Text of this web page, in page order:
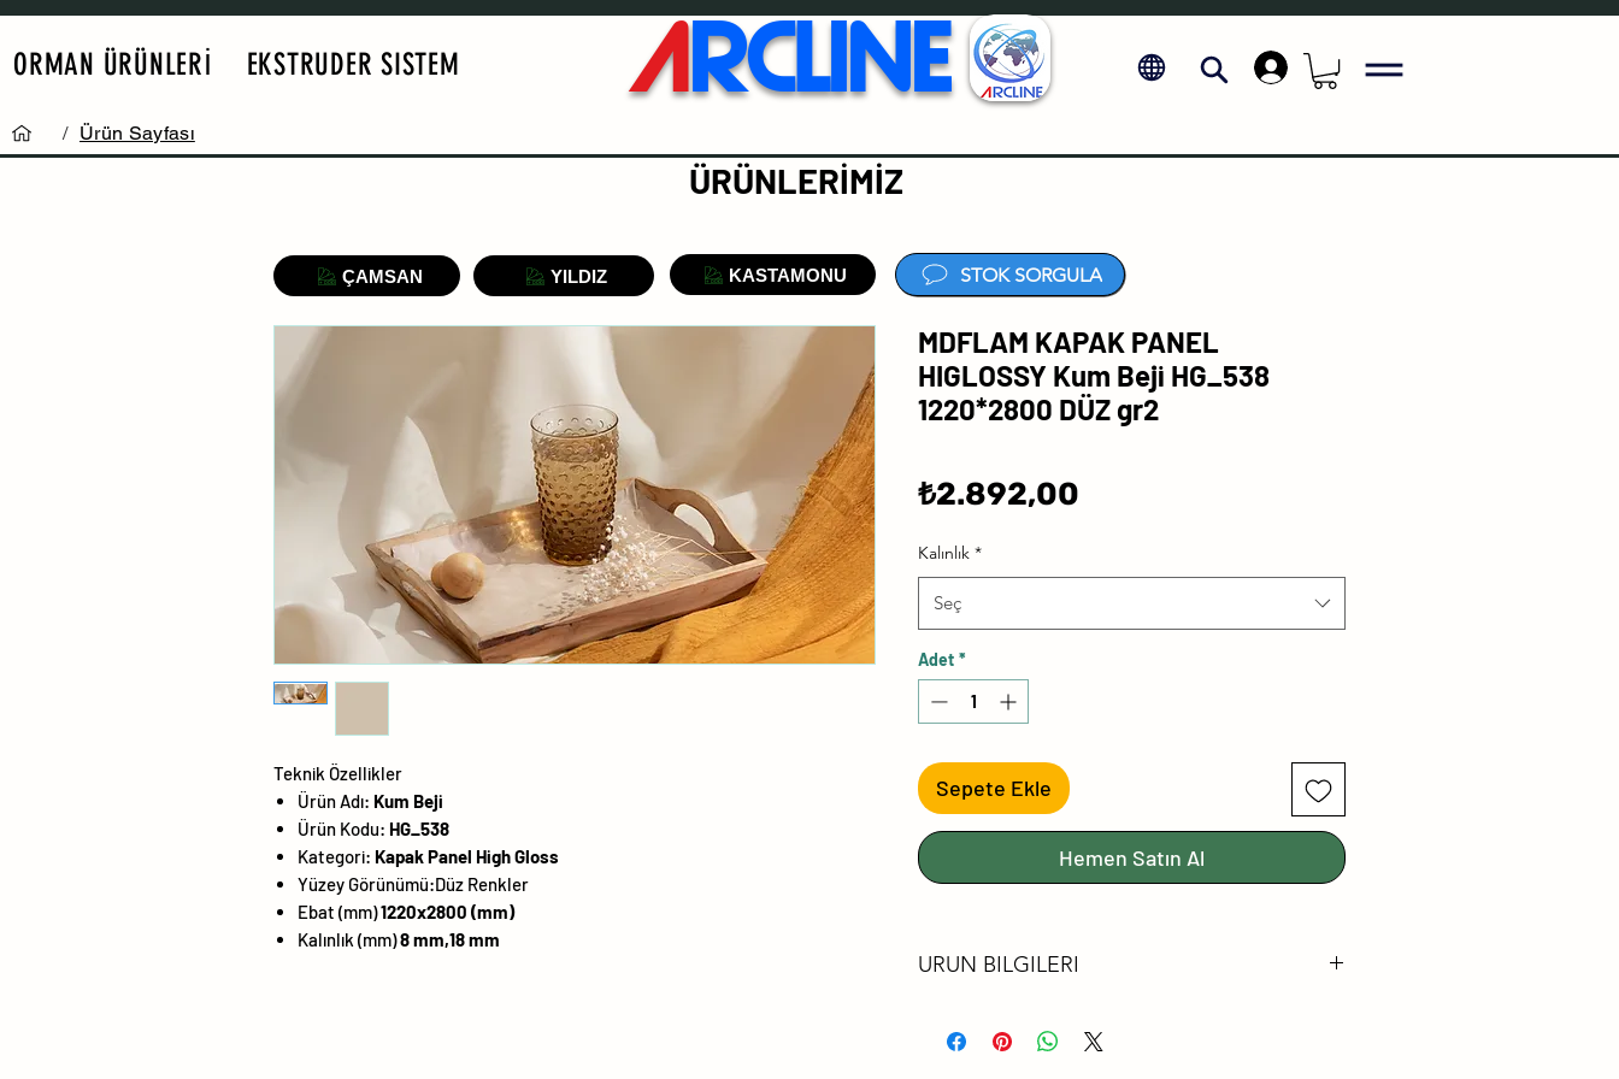
ORMAN ÜRÜNLERİ EKSTRUDER SISTEM ARCLINE .
/ Ürün Sayfası
Teknik Özellikler
Ürün Adı: Kum Beji
Ürün Kodu: HG_538
Kategori: Kapak Panel High Gloss
Yüzey Görünümü:Düz Renkler
Ebat (mm)1220x2800 (mm)
Kalınlık (mm)8 mm,18 mm
MDFLAM KAPAK PANEL
HIGLOSSY Kum Beji HG_538
1220*2800 DÜZ gr2
₺2.892,00
Kalınlık *
Seç
Adet *
Sepete Ekle
Hemen Satın Al
URUN BILGILERI
LÜTFEN FSC® SERTİFİKALI
ÇAMSAN YILDIZ KASTAMONU
ÜRÜNLERİMİZ
STOK SORGULA